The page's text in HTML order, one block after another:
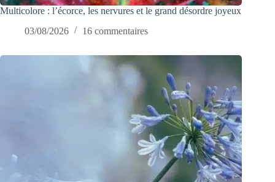
Multicolore : l’écorce, les nervures et le grand désordre joyeux
03/08/2026
16 commentaires